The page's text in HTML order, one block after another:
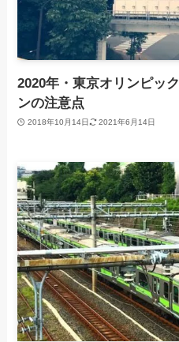
2020年・東京オリンピッ
ンの注意点
2018年10月14日 2021年6月14日